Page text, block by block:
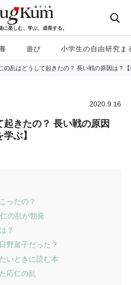
に楽しむ、学ぶ、成長する。
遊び 小学生の自由研究ま
の乱はどうして起きたの？ 長い戦の原因は？
2020.9.16
きたの？ 長い戦の原因
ぶ】
ったの？
の乱が勃発
？
野富子だった？
いときに読む本
応仁の乱